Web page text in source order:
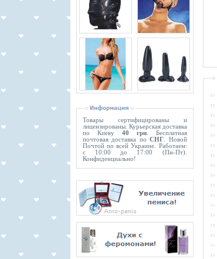
Товары сертифицированы и
лицензированы. Курьерская доставка
по Киеву 40 грн. Бесплатная
почтовая доставка по СНГ . Новой
Почтой по всей Украине. Работаем:
с 10:00 до 17:00 (Пн-Пт).
Конфиденциально!